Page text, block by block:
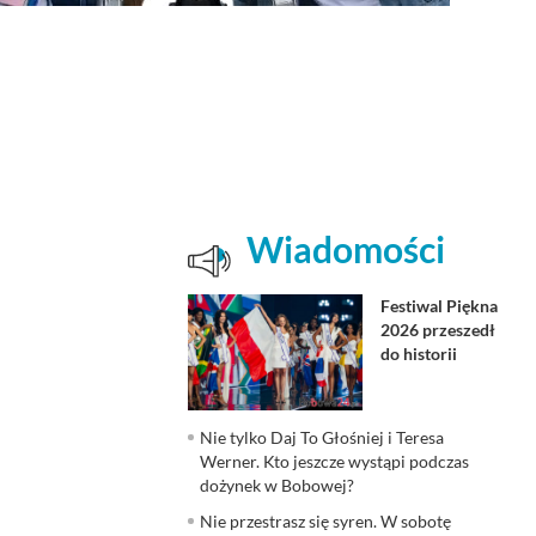
Wiadomości
Festiwal Piękna
2026 przeszedł
do historii
Nie tylko Daj To Głośniej i Teresa
Werner. Kto jeszcze wystąpi podczas
dożynek w Bobowej?
Nie przestrasz się syren. W sobotę